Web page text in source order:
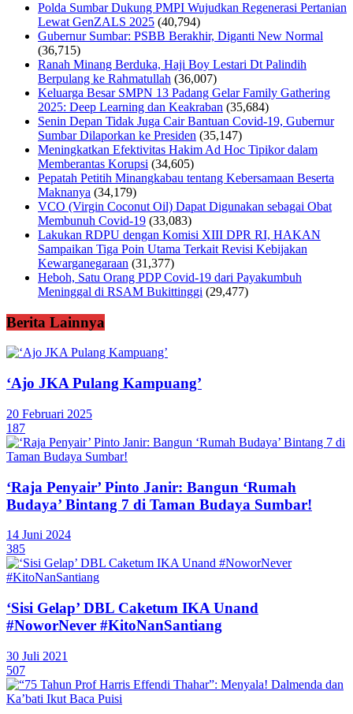
Polda Sumbar Dukung PMPI Wujudkan Regenerasi Pertanian
Lewat GenZALS 2025 (40,794)
Gubernur Sumbar: PSBB Berakhir, Diganti New Normal
(36,715)
Ranah Minang Berduka, Haji Boy Lestari Dt Palindih
Berpulang ke Rahmatullah (36,007)
Keluarga Besar SMPN 13 Padang Gelar Family Gathering
2025: Deep Learning dan Keakraban (35,684)
Senin Depan Tidak Juga Cair Bantuan Covid-19, Gubernur
Sumbar Dilaporkan ke Presiden (35,147)
Meningkatkan Efektivitas Hakim Ad Hoc Tipikor dalam
Memberantas Korupsi (34,605)
Pepatah Petitih Minangkabau tentang Kebersamaan Beserta
Maknanya (34,179)
VCO (Virgin Coconut Oil) Dapat Digunakan sebagai Obat
Membunuh Covid-19 (33,083)
Lakukan RDPU dengan Komisi XIII DPR RI, HAKAN
Sampaikan Tiga Poin Utama Terkait Revisi Kebijakan
Kewarganegaraan (31,377)
Heboh, Satu Orang PDP Covid-19 dari Payakumbuh
Meninggal di RSAM Bukittinggi (29,477)
Berita Lainnya
‘Ajo JKA Pulang Kampuang’
20 Februari 2025
187
‘Raja Penyair’ Pinto Janir: Bangun ‘Rumah
Budaya’ Bintang 7 di Taman Budaya Sumbar!
14 Juni 2024
385
‘Sisi Gelap’ DBL Caketum IKA Unand
#NoworNever #KitoNanSantiang
30 Juli 2021
507